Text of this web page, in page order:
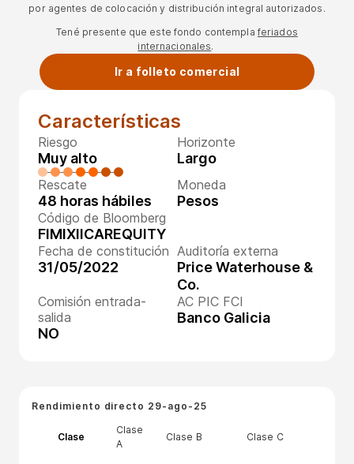
por agentes de colocación y distribución integral autorizados.
Tené presente que este fondo contempla feriados
internacionales.
Ir a folleto comercial
Características
Riesgo
Muy alto
Horizonte
Largo
Rescate
48 horas hábiles
Moneda
Pesos
Código de Bloomberg
FIMIXIICAREQUITY
Fecha de constitución
31/05/2022
Auditoría externa
Price Waterhouse &
Co.
Comisión entrada-
salida
NO
AC PIC FCI
Banco Galicia
Rendimiento directo 29-ago-25
Clase
Clase
A
Clase B Clase C